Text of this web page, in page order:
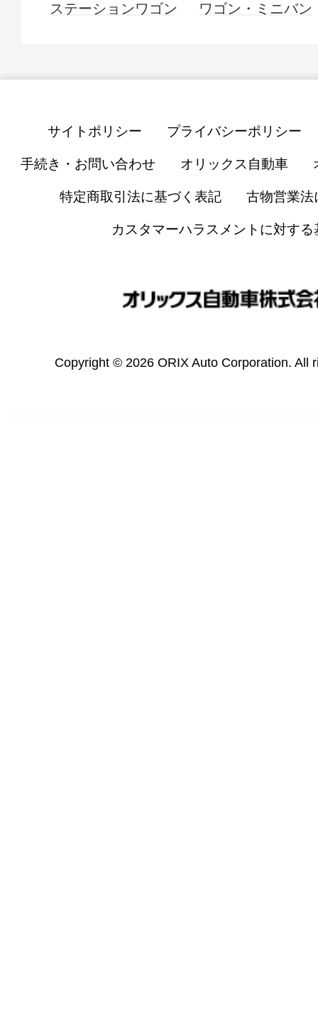
ステーションワゴン
ワゴン・ミニバン
サイトポリシー プライバシーポリシー
手続き・お問い合わせ オリックス自動車
特定商取引法に基づく表記 古物営業法
カスタマーハラスメントに対する
Copyright © 2026 ORIX Auto Corporation. All